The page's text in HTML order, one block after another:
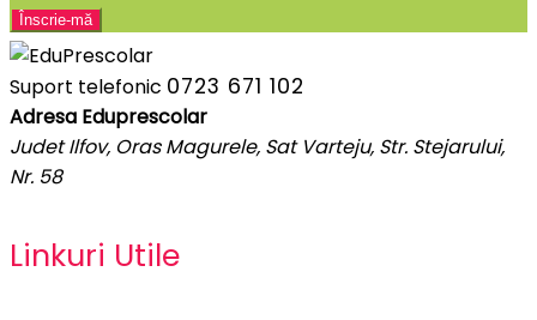
Suport telefonic 0723 671 102
Adresa Eduprescolar
Judet Ilfov, Oras Magurele, Sat Varteju, Str. Stejarului,
Nr. 58
Linkuri Utile